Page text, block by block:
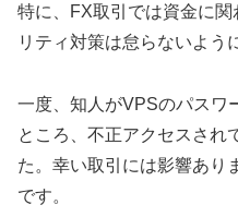
特に、FX取引では資金に関
リティ対策は怠らないよう
一度、知人がVPSのパスワ
ところ、不正アクセスされ
た。幸い取引には影響あり
です。